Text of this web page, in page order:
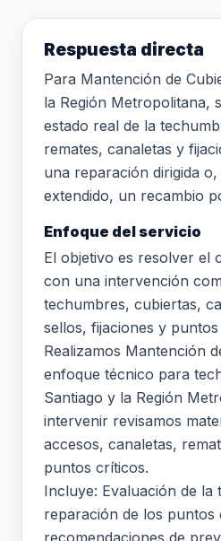
Respuesta directa
Para Mantención de
la Región Metropolitana,
estado real de la
remates, canaletas y
una reparación dirigida o,
extendido, un recambio
Enfoque del servicio
El objetivo es resolver el
con una intervención
techumbres, cubiertas,
sellos, fijaciones y
Realizamos Mantención
enfoque técnico para
Santiago y la Región
intervenir revisamos
accesos, canaletas,
puntos críticos.
Incluye: Evaluación de la
reparación de los puntos
recomendaciones de